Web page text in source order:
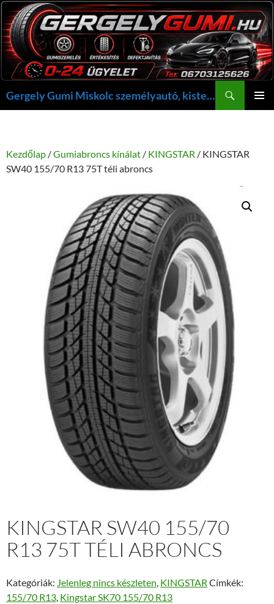
Kilépés
a
tartalomba
Gergely Gumi Miskolc személyautó, kisteherautó gumi szerelés javítás +36703125626 NON-STOP ügyelet, gergelygumi@gergelygumi.hu
Kezdőlap /Gumiabroncs kínálat / KINGSTAR / KINGSTAR
SW40 155/70 R13 75T téli abroncs
KINGSTAR SW40 155/70
R13 75T TÉLI ABRONCS
Kategóriák: Jelenleg nincs készleten, KINGSTAR Címkék:
155/70 R13, Kingstar SK70 155/70 R13